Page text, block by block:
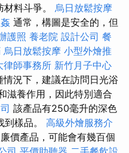
料斗爭。 烏日放鬆按摩
通常，構圖是安全的，但
護照 養老院 設計公司 餐
烏日放鬆按摩 小型外燴推
律師事務所 新竹月子中心
情況下，建議在訪問日光浴
滋養作用，因此特別適合
該產品有250毫升的深色
樣品。 高級外燴服務介
價產品，可能會有幾百個